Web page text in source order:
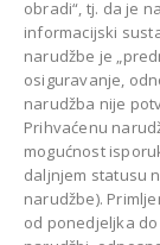
obradi“, tj. da je
informacijski
narudžbe je
osiguravanje,
narudžba nije
Prihvaćenu
mogućnost
daljnjem statusu
narudžbe).
od ponedjeljka